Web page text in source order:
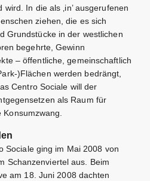
In die als ‚in’ ausgerufenen
ziehen, die es sich
Grundstücke in der westlichen
begehrte, Gewinn
– öffentliche, gemeinschaftlich
)Flächen werden bedrängt,
Centro Sociale will der
als Raum für
Sociale ging im Mai 2008 von
Schanzenviertel aus. Beim
am 18. Juni 2008 dachten